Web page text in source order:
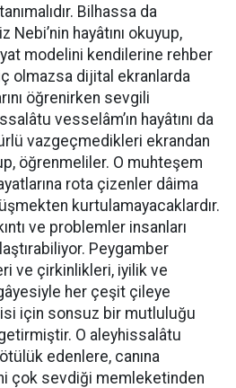
Bilhassa da
hayâtını okuyup,
modelini kendilerine rehber
olmazsa dijital ekranlarda
öğrenirken sevgili
vesselâm’ın hayâtını da
vazgeçmedikleri ekrandan
öğrenmeliler. O muhteşem
rota çizenler dâima
kurtulamayacaklardır.
ve problemler insanları
Peygamber
ve çirkinlikleri, iyilik ve
her çeşit çileye
için sonsuz bir mutluluğu
O aleyhissalâtu
edenlere, canına
çok sevdiği memleketinden